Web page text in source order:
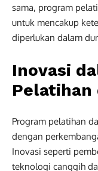
sama, program
untuk mencakup
diperlukan dalam
Inovasi
Program pelatihan
dengan
Inovasi seperti
teknologi canggih